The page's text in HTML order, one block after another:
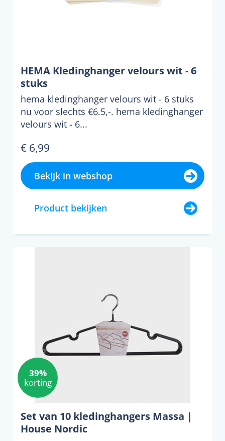
HEMA Kledinghanger velours wit - 6
stuks
hema kledinghanger velours wit - 6 stuks
nu voor slechts €6.5,-. hema kledinghanger
velours wit - 6...
€ 6,99
Bekijk in webshop
Product bekijken
39%
korting
Set van 10 kledinghangers Massa |
House Nordic